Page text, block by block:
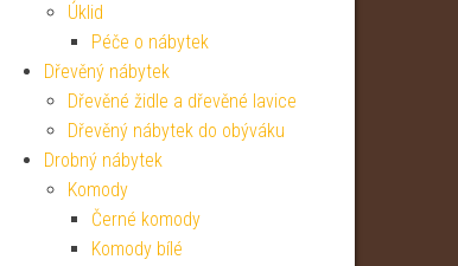
13 499 Kč.
cena je: 11 474 Kč.
Úklid
Péče o nábytek
Dřevěný nábytek
Dřevěné židle a dřevěné lavice
Dřevěný nábytek do obýváku
Drobný nábytek
Komody
Černé komody
Komody bílé